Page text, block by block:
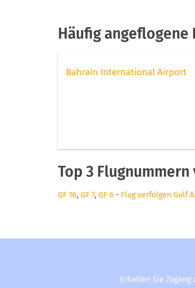
Häufig angeflogene
Bahrain International Airport
Top 3
GF 16, GF 7, GF 6 - Flug verfolgen Gulf
Erhalten Sie